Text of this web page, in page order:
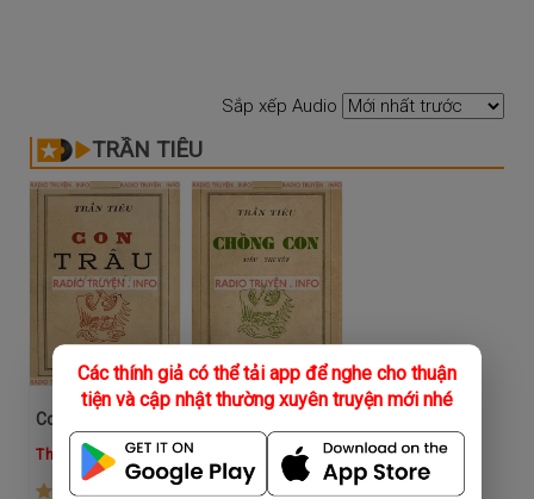
Các thính giả có thể tải app để nghe cho thuận
tiện và cập nhật thường xuyên truyện mới nhé
Sắp xếp Audio
TRẦN TIÊU
Con Trâu
Thái Hoàng Phi Thái Hoàng Phi